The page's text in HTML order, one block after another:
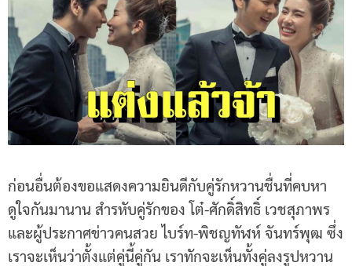
ก่อนอื่นต้องขอแสดงความยินดีกับคู่รักหวานชื่นที่คบหา
ดูใจกันมานาน สำรหับคู่รักของ โต๋-ศักดิ์สิทธิ์ เวชสุภาพร
และผู้ประกาศข่าวคนสวย ไบร์ท-พิชญทัฬห์ จันทร์พุฒ ซึ่ง
เราจะเห็นว่าตั้งแต่คู่นี้คู่กัน เราทักจะเห็นทั้งคู่ลงรูปหวาน